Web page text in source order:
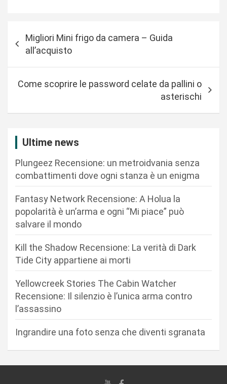
a
Migliori Mini frigo da camera – Guida
all’acquisto
Come scoprire le password celate da pallini o
asterischi
Ultime news
Plungeez Recensione: un metroidvania senza
combattimenti dove ogni stanza è un enigma
Fantasy Network Recensione: A Holua la
popolarità è un’arma e ogni “Mi piace” può
salvare il mondo
Kill the Shadow Recensione: La verità di Dark
Tide City appartiene ai morti
Yellowcreek Stories The Cabin Watcher
Recensione: Il silenzio è l’unica arma contro
l’assassino
Ingrandire una foto senza che diventi sgranata